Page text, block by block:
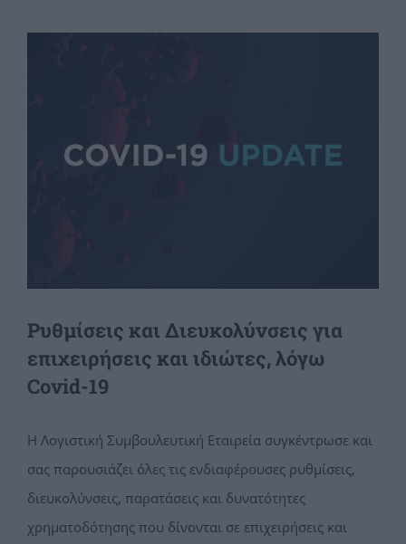
Ρυθμίσεις και Διευκολύνσεις για
επιχειρήσεις και ιδιώτες, λόγω
Covid-19
Η Λογιστική Συμβουλευτική Εταιρεία συγκέντρωσε και
σας παρουσιάζει όλες τις ενδιαφέρουσες ρυθμίσεις,
διευκολύνσεις, παρατάσεις και δυνατότητες
χρηματοδότησης που δίνονται σε επιχειρήσεις και